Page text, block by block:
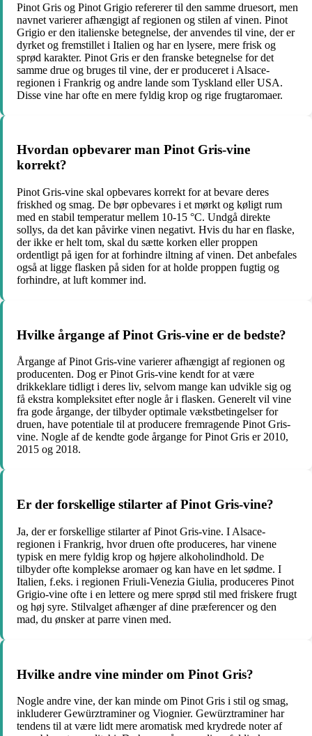
Pinot Gris og Pinot Grigio refererer til den samme druesort, men
navnet varierer afhængigt af regionen og stilen af vinen. Pinot
Grigio er den italienske betegnelse, der anvendes til vine, der er
dyrket og fremstillet i Italien og har en lysere, mere frisk og
sprød karakter. Pinot Gris er den franske betegnelse for det
samme drue og bruges til vine, der er produceret i Alsace-
regionen i Frankrig og andre lande som Tyskland eller USA.
Disse vine har ofte en mere fyldig krop og rige frugtaromaer.
Hvordan opbevarer man Pinot Gris-vine
korrekt?
Pinot Gris-vine skal opbevares korrekt for at bevare deres
friskhed og smag. De bør opbevares i et mørkt og køligt rum
med en stabil temperatur mellem 10-15 °C. Undgå direkte
sollys, da det kan påvirke vinen negativt. Hvis du har en flaske,
der ikke er helt tom, skal du sætte korken eller proppen
ordentligt på igen for at forhindre iltning af vinen. Det anbefales
også at ligge flasken på siden for at holde proppen fugtig og
forhindre, at luft kommer ind.
Hvilke årgange af Pinot Gris-vine er de bedste?
Årgange af Pinot Gris-vine varierer afhængigt af regionen og
producenten. Dog er Pinot Gris-vine kendt for at være
drikkeklare tidligt i deres liv, selvom mange kan udvikle sig og
få ekstra kompleksitet efter nogle år i flasken. Generelt vil vine
fra gode årgange, der tilbyder optimale vækstbetingelser for
druen, have potentiale til at producere fremragende Pinot Gris-
vine. Nogle af de kendte gode årgange for Pinot Gris er 2010,
2015 og 2018.
Er der forskellige stilarter af Pinot Gris-vine?
Ja, der er forskellige stilarter af Pinot Gris-vine. I Alsace-
regionen i Frankrig, hvor druen ofte produceres, har vinene
typisk en mere fyldig krop og højere alkoholindhold. De
tilbyder ofte komplekse aromaer og kan have en let sødme. I
Italien, f.eks. i regionen Friuli-Venezia Giulia, produceres Pinot
Grigio-vine ofte i en lettere og mere sprød stil med friskere frugt
og høj syre. Stilvalget afhænger af dine præferencer og den
mad, du ønsker at parre vinen med.
Hvilke andre vine minder om Pinot Gris?
Nogle andre vine, der kan minde om Pinot Gris i stil og smag,
inkluderer Gewürztraminer og Viognier. Gewürztraminer har
tendens til at være lidt mere aromatisk med krydrede noter af